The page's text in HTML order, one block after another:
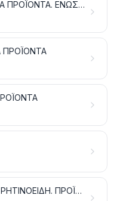
ΑΝΟΡΓΑΝΑ ΧΗΜΙΚΑ ΠΡΟΪΟΝΤΑ. ΕΝΩΣΕΙΣ ΑΝΟΡΓΑΝΕΣ Ή ΟΡΓΑΝΙΚΕΣ ΤΩΝ ΠΟΛΥΤΙΜΩΝ ΜΕΤΑΛΛΩΝ, ΤΩΝ ΡΑΔΙΕΝΕΡΓΩΝ ΣΤΟΙΧΕΙΩΝ, ΤΩΝ ΜΕΤΑΛΛΩΝ ΤΩΝ ΣΠΑΝΙΩΝ ΓΑΙΩΝ Ή ΤΩΝ ΙΣΟΤΟΠΩΝ
ΠΡΟΪΟΝΤΑ
ΑΙΘΕΡΙΑ ΕΛΑΙΑ ΚΑΙ ΡΗΤΙΝΟΕΙΔΗ. ΠΡΟΪΟΝΤΑ ΑΡΩΜΑΤΟΠΟΙΙΑΣ Ή ΚΑΛΛΩΠΙΣΜΟΥ ΠΑΡΑΣΚΕΥΑΣΜΕΝΑ ΚΑΙ ΚΑΛΛΥΝΤΙΚΑ ΠΑΡΑΣΚΕΥΑΣΜΑΤΑ